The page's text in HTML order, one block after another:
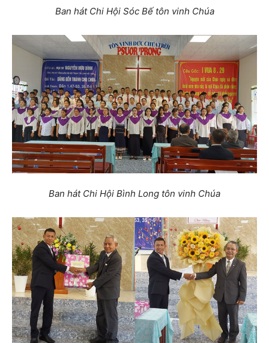
Ban hát Chi Hội Sóc Bế tôn vinh Chúa
Ban hát Chi Hội Bình Long tôn vinh Chúa